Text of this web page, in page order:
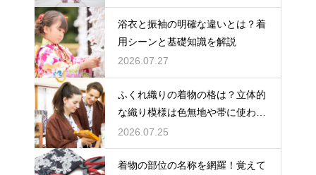
浴衣と振袖の明確な違いとは？着
用シーンと基礎知識を解説
2026.07.27
ふくれ織りの着物の格は？立体的
な織り模様は色無地や帯に使われ
格は控えめ
2026.07.25
着物の部位の名称を網羅！覚えて